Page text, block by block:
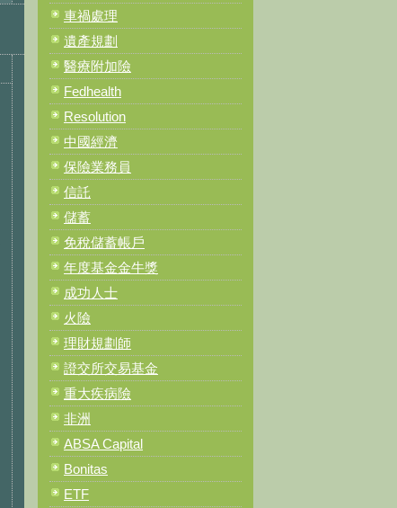
車禍處理
遺產規劃
醫療附加險
Fedhealth
Resolution
中國經濟
保險業務員
信託
儲蓄
免稅儲蓄帳戶
年度基金金牛獎
成功人士
火險
理財規劃師
證交所交易基金
重大疾病險
非洲
ABSA Capital
Bonitas
ETF